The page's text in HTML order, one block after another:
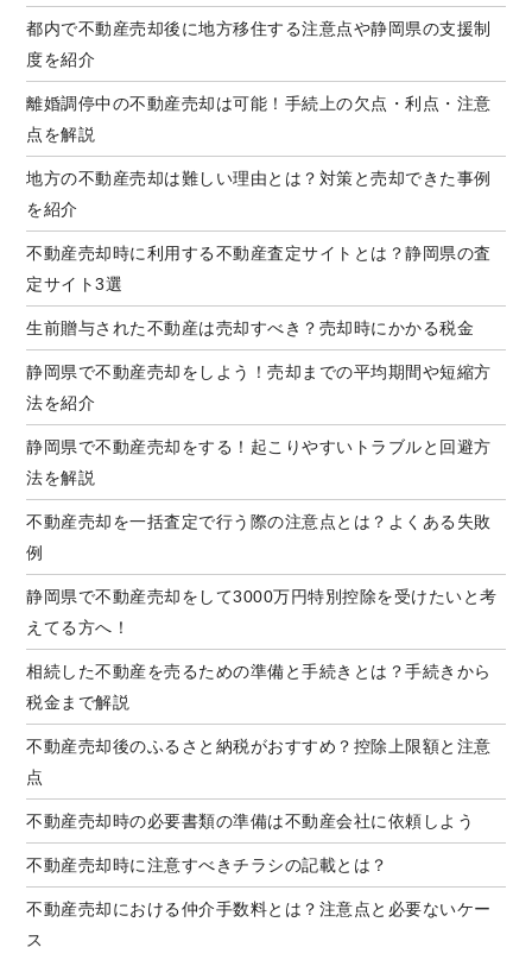
都内で不動産売却後に地方移住する注意点や静岡県の支援制
度を紹介
離婚調停中の不動産売却は可能！手続上の欠点・利点・注意
点を解説
地方の不動産売却は難しい理由とは？対策と売却できた事例
を紹介
不動産売却時に利用する不動産査定サイトとは？静岡県の査
定サイト3選
生前贈与された不動産は売却すべき？売却時にかかる税金
静岡県で不動産売却をしよう！売却までの平均期間や短縮方
法を紹介
静岡県で不動産売却をする！起こりやすいトラブルと回避方
法を解説
不動産売却を一括査定で行う際の注意点とは？よくある失敗
例
静岡県で不動産売却をして3000万円特別控除を受けたいと考
えてる方へ！
相続した不動産を売るための準備と手続きとは？手続きから
税金まで解説
不動産売却後のふるさと納税がおすすめ？控除上限額と注意
点
不動産売却時の必要書類の準備は不動産会社に依頼しよう
不動産売却時に注意すべきチラシの記載とは？
不動産売却における仲介手数料とは？注意点と必要ないケー
ス